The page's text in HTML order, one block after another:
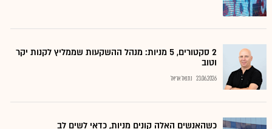
2 סקטורים, 5 מניות: מנהל ההשקעות שממליץ לקנות יקר
וטוב
23.06.2026 נתנאל אריאל
כשהאנשים האלה קונים מניות, כדאי לשים לב